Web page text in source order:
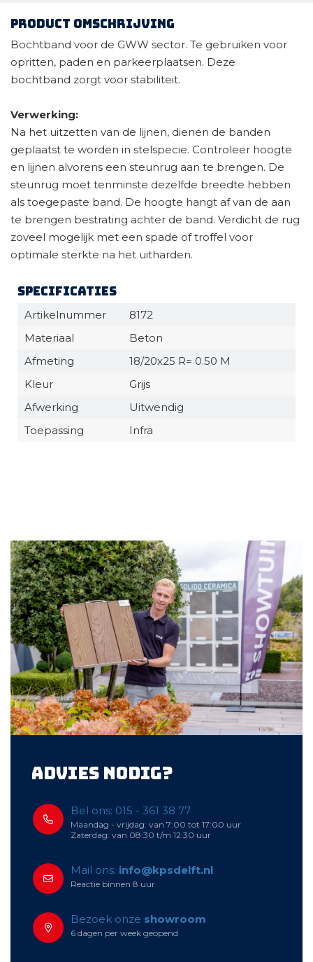
Product omschrijving
Bochtband voor de GWW sector. Te gebruiken voor
opritten, paden en parkeerplaatsen. Deze
bochtband zorgt voor stabiliteit.
Verwerking:
Na het uitzetten van de lijnen, dienen de banden
geplaatst te worden in stelspecie. Controleer hoogte
en lijnen alvorens een steunrug aan te brengen. De
steunrug moet tenminste dezelfde breedte hebben
als toegepaste band. De hoogte hangt af van de aan
te brengen bestrating achter de band. Verdicht de rug
zoveel mogelijk met een spade of troffel voor
optimale sterkte na het uitharden.
Specificaties
Artikelnummer
8172
Materiaal
Beton
Afmeting
18/20x25 R= 0.50 M
Kleur
Grijs
Afwerking
Uitwendig
Toepassing
Infra
Advies nodig?
Bel ons: 015 - 361 38 77
Maandag - vrijdag: van 7:00 tot 17:00 uur
Zaterdag: van 08:30 t/m 12:30 uur
Mail ons: info@kpsdelft.nl
Reactie binnen 8 uur
Bezoek onze showroom
6 dagen per week geopend